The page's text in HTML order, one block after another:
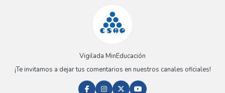
Vigilada MinEducación
¡Te invitamos a dejar tus comentarios en nuestros canales oficiales!